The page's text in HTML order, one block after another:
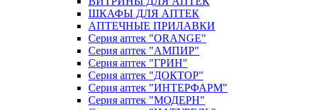
ШКАФЫ ДЛЯ АПТЕК
АПТЕЧНЫЕ ПРИЛАВКИ
Серия аптек "ORANGE"
Серия аптек "АМПИР"
Серия аптек "ГРИН"
Серия аптек "ДОКТОР"
Серия аптек "ИНТЕРФАРМ"
Серия аптек "МОДЕРН"